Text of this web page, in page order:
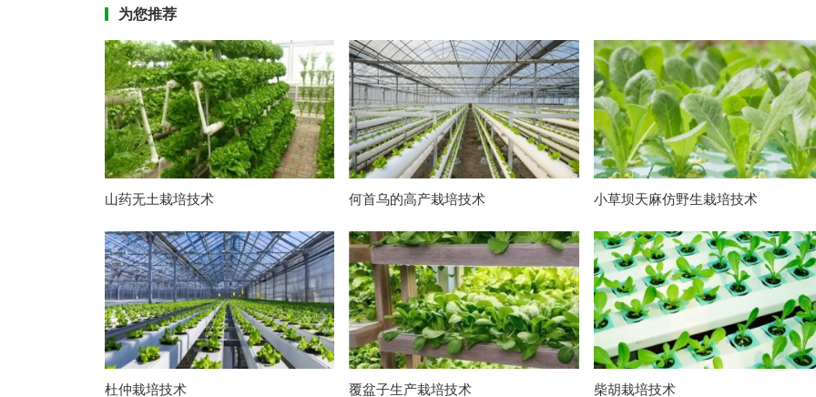
为您推荐
山药无土栽培技术 何首乌的高产栽培技术 小草坝天麻仿野生栽培技术
杜仲栽培技术 覆盆子生产栽培技术 柴胡栽培技术